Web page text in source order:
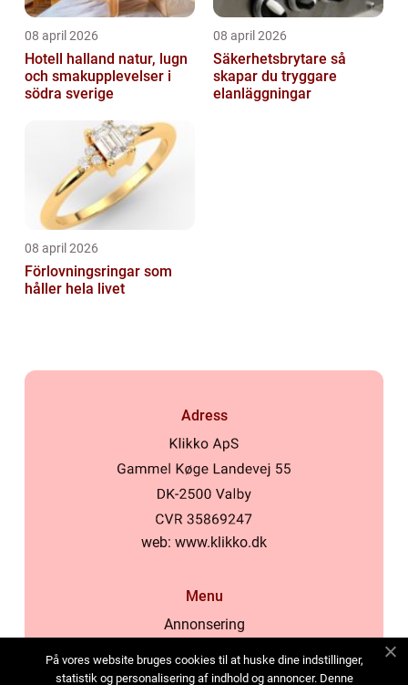
08 april 2026
Hotell halland natur, lugn
och smakupplevelser i
södra sverige
08 april 2026
Säkerhetsbrytare så
skapar du tryggare
elanläggningar
08 april 2026
Förlovningsringar som
håller hela livet
Adress
web: www.klikko.dk
Menu
Annonsering
Cookies
På vores website bruges cookies til at huske dine indstillinger,
statistik og personalisering af indhold og annoncer. Denne